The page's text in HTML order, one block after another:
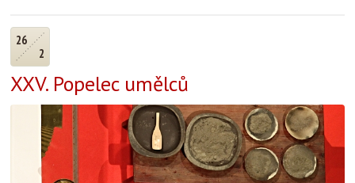
26
2
XXV. Popelec umělců